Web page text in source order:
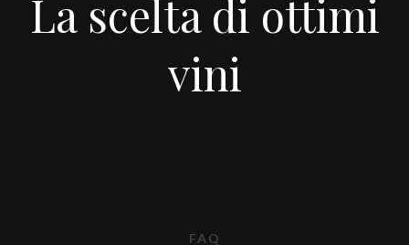
La scelta di ottimi
vini
FAQ